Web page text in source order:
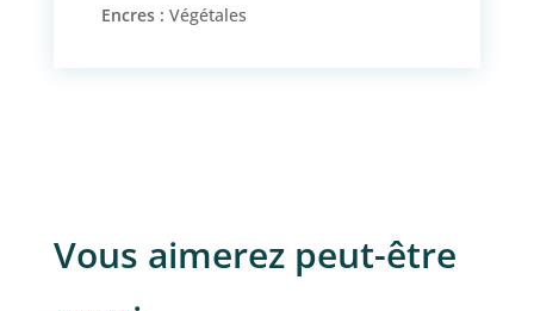
Encres : Végétales
Vous aimerez peut-être